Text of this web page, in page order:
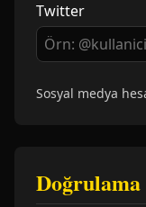
Twitter
Sosyal medya
Doğrulama